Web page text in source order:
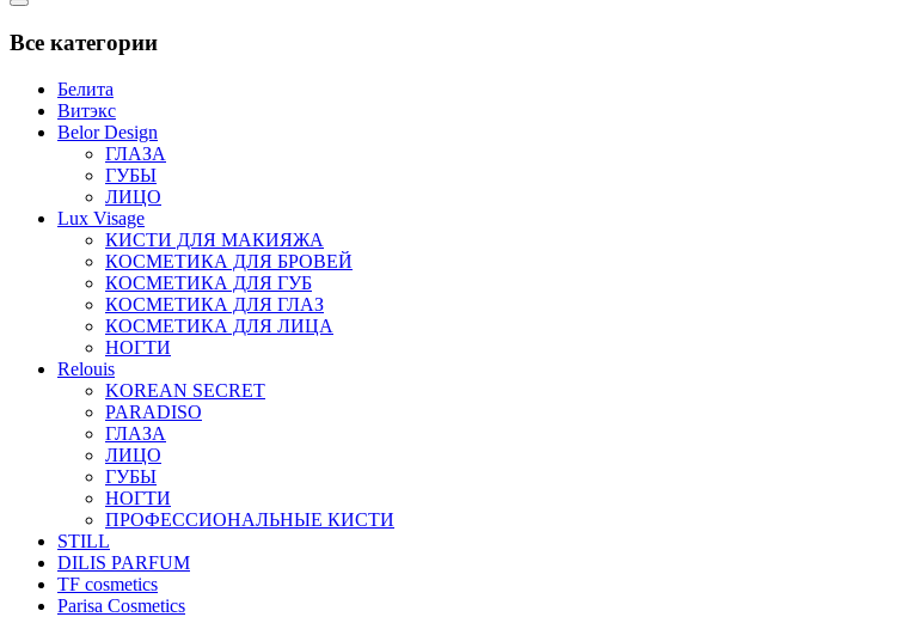
Catalog
Все категории
Белита
Витэкс
Belor Design
ГЛАЗА
ГУБЫ
ЛИЦО
Lux Visage
КИСТИ ДЛЯ МАКИЯЖА
КОСМЕТИКА ДЛЯ БРОВЕЙ
КОСМЕТИКА ДЛЯ ГУБ
КОСМЕТИКА ДЛЯ ГЛАЗ
КОСМЕТИКА ДЛЯ ЛИЦА
НОГТИ
Relouis
KOREAN SECRET
PARADISO
ГЛАЗА
ЛИЦО
ГУБЫ
НОГТИ
ПРОФЕССИОНАЛЬНЫЕ КИСТИ
STILL
DILIS PARFUM
TF cosmetics
Parisa Cosmetics